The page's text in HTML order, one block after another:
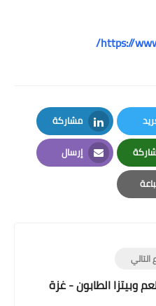
https://
مشاركة
LinkedIn
إرسال
Email